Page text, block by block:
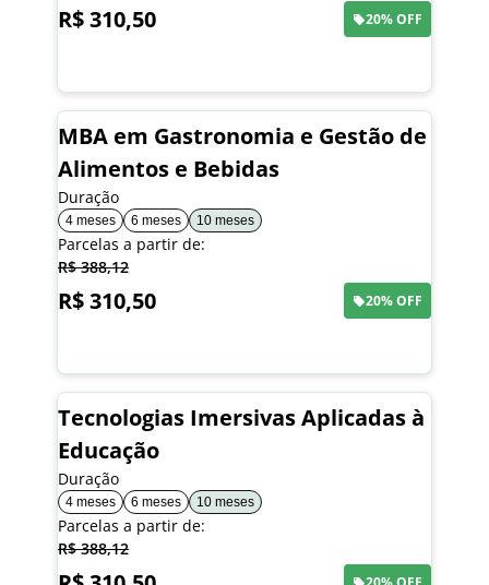
R$ 310,50 20% OFF
MBA em Gastronomia e Gestão de
Alimentos e Bebidas
Duração
4 meses 6 meses 10 meses
Parcelas a partir de:
R$ 388,12
R$ 310,50 20% OFF
Tecnologias Imersivas Aplicadas à
Educação
Duração
4 meses 6 meses 10 meses
Parcelas a partir de:
R$ 388,12